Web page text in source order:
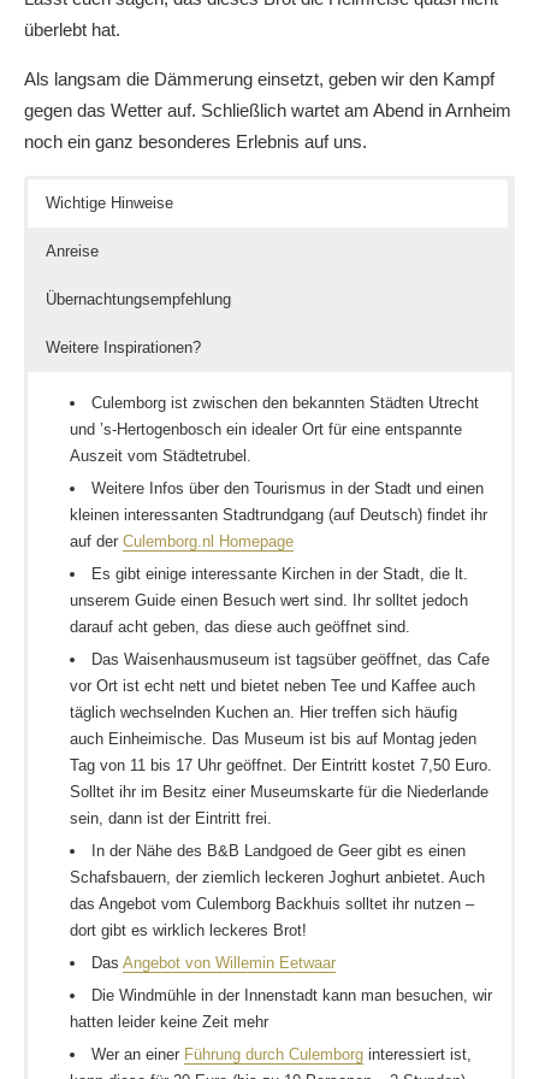
überlebt hat.
Als langsam die Dämmerung einsetzt, geben wir den Kampf
gegen das Wetter auf. Schließlich wartet am Abend in Arnheim
noch ein ganz besonderes Erlebnis auf uns.
Wichtige Hinweise
Anreise
Übernachtungsempfehlung
Weitere Inspirationen?
Culemborg ist zwischen den bekannten Städten Utrecht
und ’s-Hertogenbosch ein idealer Ort für eine entspannte
Auszeit vom Städtetrubel.
Weitere Infos über den Tourismus in der Stadt und einen
kleinen interessanten Stadtrundgang (auf Deutsch) findet ihr
auf der Culemborg.nl Homepage
Es gibt einige interessante Kirchen in der Stadt, die lt.
unserem Guide einen Besuch wert sind. Ihr solltet jedoch
darauf acht geben, das diese auch geöffnet sind.
Das Waisenhausmuseum ist tagsüber geöffnet, das Cafe
vor Ort ist echt nett und bietet neben Tee und Kaffee auch
täglich wechselnden Kuchen an. Hier treffen sich häufig
auch Einheimische. Das Museum ist bis auf Montag jeden
Tag von 11 bis 17 Uhr geöffnet. Der Eintritt kostet 7,50 Euro.
Solltet ihr im Besitz einer Museumskarte für die Niederlande
sein, dann ist der Eintritt frei.
In der Nähe des B&B Landgoed de Geer gibt es einen
Schafsbauern, der ziemlich leckeren Joghurt anbietet. Auch
das Angebot vom Culemborg Backhuis solltet ihr nutzen –
dort gibt es wirklich leckeres Brot!
Das Angebot von Willemin Eetwaar
Die Windmühle in der Innenstadt kann man besuchen, wir
hatten leider keine Zeit mehr
Wer an einer Führung durch Culemborg interessiert ist,